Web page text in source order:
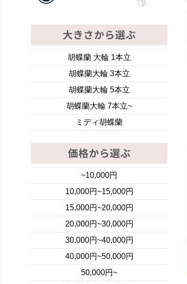
胡蝶蘭 大輪 1本立
胡蝶蘭大輪 3本立
胡蝶蘭大輪 5本立
胡蝶蘭大輪 7本立~
ミディ胡蝶蘭
~10,000円
10,000円~15,000円
15,000円~20,000円
20,000円~30,000円
30,000円~40,000円
40,000円~50,000円
50,000円~